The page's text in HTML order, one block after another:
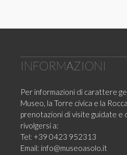
INFORMAZIONI
Per informazioni di carattere
Museo, la Torre civica e la
prenotazioni di visite guidate
rivolgersi a:
Tel: +39 0423 952313
Email: info@museoasolo.it